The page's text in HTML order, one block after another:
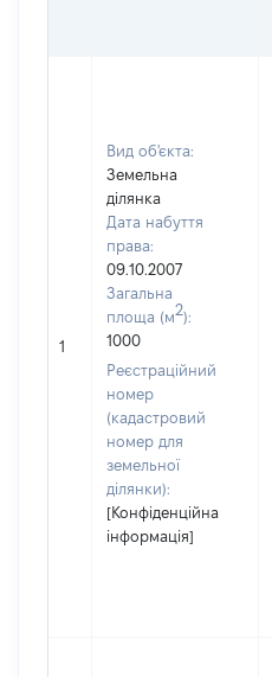
1
Вид об'єкта:
Земельна
ділянка
Дата набуття
права:
09.10.2007
Загальна
площа (м2):
1000
Реєстраційний
номер
(кадастровий
номер для
земельної
ділянки):
[Конфіденційна
інформація]